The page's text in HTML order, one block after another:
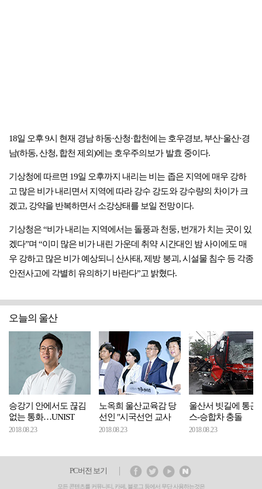
18일 오후 9시 현재 경남 하동·산청·합천에는 호우경보, 부산·울산·경
남(하동, 산청, 합천 제외)에는 호우주의보가 발효 중이다.
기상청에 따르면 19일 오후까지 내리는 비는 좁은 지역에 매우 강하
고 많은 비가 내리면서 지역에 따라 강수 강도와 강수량의 차이가 크
겠고, 강약을 반복하면서 소강상태를 보일 전망이다.
기상청은 “비가 내리는 지역에서는 돌풍과 천둥, 번개가 치는 곳이 있
겠다”며 “이미 많은 비가 내린 가운데 취약 시간대인 밤 사이에도 매
우 강하고 많은 비가 예상되니 산사태, 제방 붕괴, 시설물 침수 등 각종
안전사고에 각별히 유의하기 바란다”고 밝혔다.
오늘의 울산
승강기 안에서도 끊김
없는 통화…UNIST
2018.08.23
노옥희 울산교육감 당
선인 "시국선언 교사
2018.08.23
울산서 빗길에 통근
스-승합차 충돌
2018.08.23
PC버전 보기
모든 콘텐츠를 커뮤니티, 카페, 블로그 등에서 무단 사용하는것은